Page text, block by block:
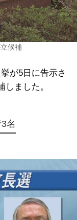
候補
が5日に告示さ
ました。
名